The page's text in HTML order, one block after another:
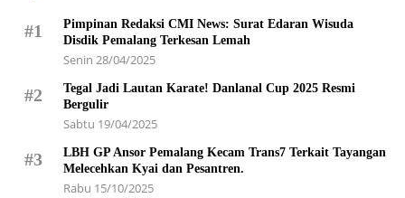
#1
Pimpinan Redaksi CMI News: Surat Edaran Wisuda
Disdik Pemalang Terkesan Lemah
Senin 28/04/2025
#2
Tegal Jadi Lautan Karate! Danlanal Cup 2025 Resmi
Bergulir
Sabtu 19/04/2025
#3
LBH GP Ansor Pemalang Kecam Trans7 Terkait Tayangan
Melecehkan Kyai dan Pesantren.
Rabu 15/10/2025